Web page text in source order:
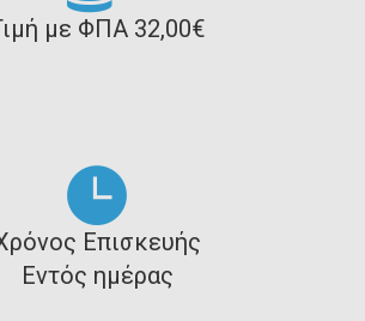
με ΦΠΑ 32,00€
Επισκευής
Εντός ημέρας